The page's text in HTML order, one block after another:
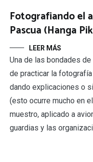
Fotografiando el
Pascua (Hanga
LEER MÁS
Una de las bondades
de practicar la
dando explicaciones o
(esto ocurre mucho en
muestro, aplicado a
guardias y las